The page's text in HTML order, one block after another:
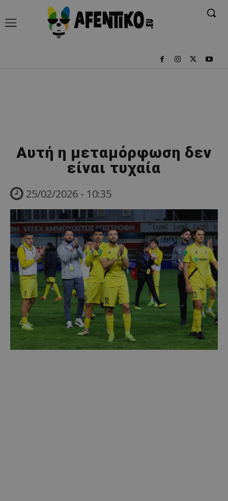
Αυτή η μεταμόρφωση δεν
είναι τυχαία
25/02/2026 - 10:35